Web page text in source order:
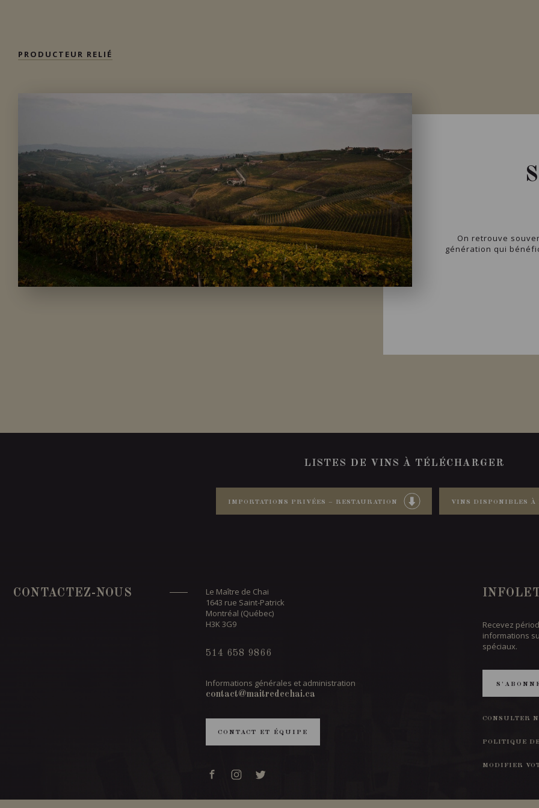
PRODUCTEUR RELIÉ
On retrouve
génération qui
LISTES DE VINS À TÉLÉCHARGER
IMPORTATIONS PRIVÉES – RESTAURATION VINS DISPONIBLES À
CONTACTEZ-NOUS
Le Maître de Chai
1643 rue Saint-Patrick
Montréal (Québec)
H3K 3G9
514 658 9866
Informations générales et administration
contact@maitredechai.ca
CONTACT ET ÉQUIPE
Recevez
informations
spéciaux.
CONSULTER
POLITIQUE
MODIFIER